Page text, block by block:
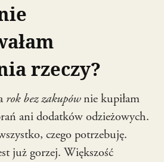
rzeczy?
rok bez zakupównie kupiłam
ani dodatków odzieżowych.
czego potrzebuję.
już gorzej. Większość